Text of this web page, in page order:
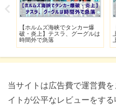
【新NISAの投資先はこれだ】
つみたてNISA63ヶ月間の運用
実績
当サイトは広告費で運営費
イトが公平なレビューをす